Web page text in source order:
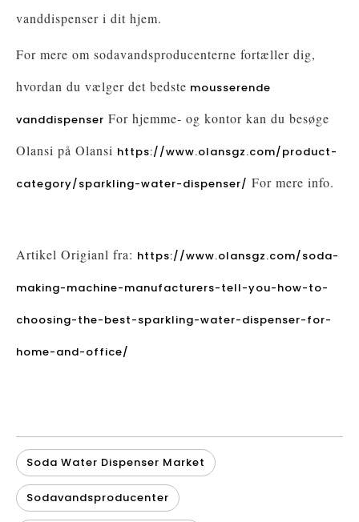
vanddispenser i dit hjem.
For mere om sodavandsproducenterne fortæller dig,
hvordan du vælger det bedste mousserende
vanddispenser For hjemme- og kontor kan du besøge
Olansi på Olansi https://www.olansgz.com/product-
category/sparkling-water-dispenser/ For mere info.
Artikel Origianl fra: https://www.olansgz.com/soda-
making-machine-manufacturers-tell-you-how-to-
choosing-the-best-sparkling-water-dispenser-for-
home-and-office/
Soda Water Dispenser Market
Sodavandsproducenter